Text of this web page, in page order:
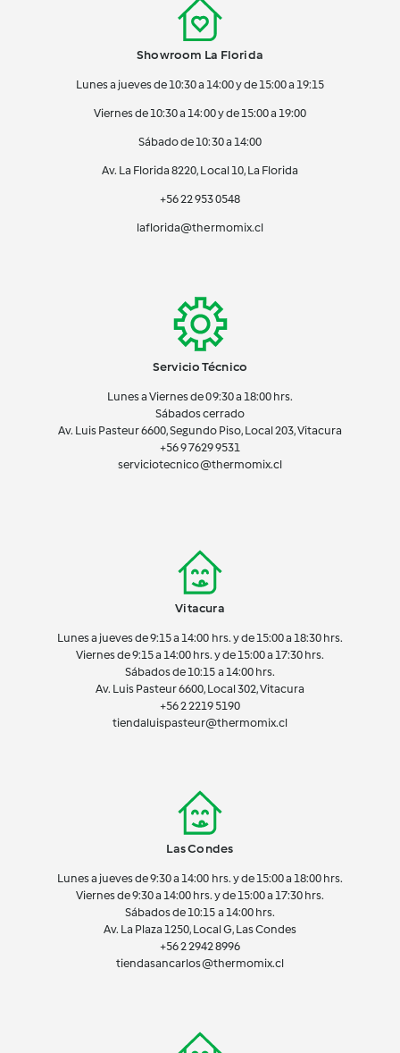
Showroom La Florida
Lunes a jueves de 10:30 a 14:00 y de 15:00 a 19:15
Viernes de 10:30 a 14:00 y de 15:00 a 19:00
Sábado de 10:30 a 14:00
Av. La Florida 8220, Local 10, La Florida
+56 22 953 0548
laflorida@thermomix.cl
Servicio Técnico
Lunes a Viernes de 09:30 a 18:00 hrs.
Sábados cerrado
Av. Luis Pasteur 6600, Segundo Piso, Local 203, Vitacura
+56 9 7629 9531
serviciotecnico@thermomix.cl
Vitacura
Lunes a jueves de 9:15 a 14:00 hrs. y de 15:00 a 18:30 hrs.
Viernes de 9:15 a 14:00 hrs. y de 15:00 a 17:30 hrs.
Sábados de 10:15 a 14:00 hrs.
Av. Luis Pasteur 6600, Local 302, Vitacura
+56 2 2219 5190
tiendaluispasteur@thermomix.cl
Las Condes
Lunes a jueves de 9:30 a 14:00 hrs. y de 15:00 a 18:00 hrs.
Viernes de 9:30 a 14:00 hrs. y de 15:00 a 17:30 hrs.
Sábados de 10:15 a 14:00 hrs.
Av. La Plaza 1250, Local G, Las Condes
+56 2 2942 8996
tiendasancarlos@thermomix.cl